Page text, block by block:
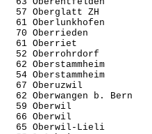
57 Oberglatt ZH
61 Oberlunkhofen
70 Oberrieden
61 Oberriet
52 Oberrohrdorf
62 Oberstammheim
54 Oberstammheim
67 Oberuzwil
62 Oberwangen b.
59 Oberwil
66 Oberwil
65 Oberwil-Lieli